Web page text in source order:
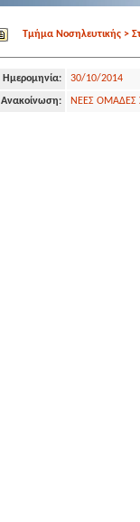
Τμήμα Νοσηλευτικής >
Ημερομηνία: 30/10/2014
Ανακοίνωση: ΝΕΕΣ ΟΜΑΔΕΣ